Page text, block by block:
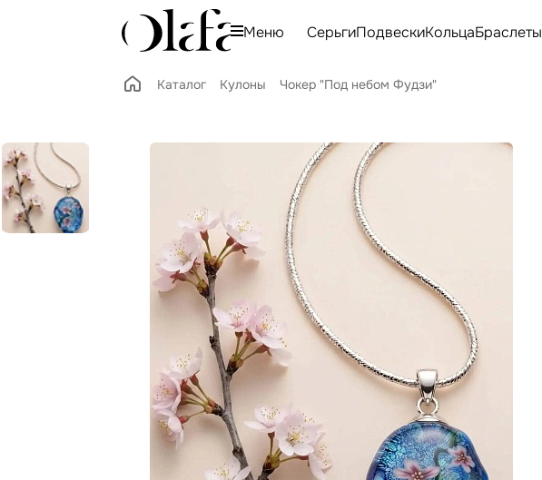
Меню СерьгиПодвескиКольцаБраслеты
Каталог Кулоны Чокер "Под небом Фудзи"